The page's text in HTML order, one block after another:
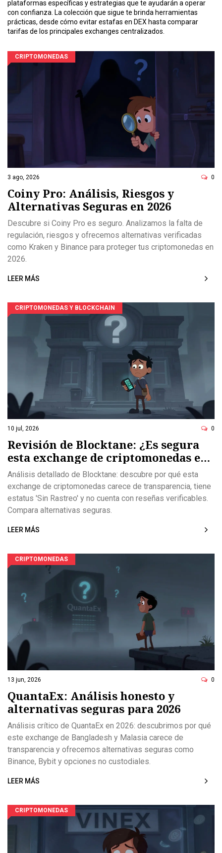
plataformas específicas y estrategias que te ayudarán a operar
con confianza. La colección que sigue te brinda herramientas
prácticas, desde cómo evitar estafas en DEX hasta comparar
tarifas de los principales exchanges centralizados.
CRIPTOMONEDAS
3 ago, 2026 0
Coiny Pro: Análisis, Riesgos y
Alternativas Seguras en 2026
Descubre si Coiny Pro es seguro. Analizamos la falta de
regulación, riesgos y ofrecemos alternativas verificadas
como Kraken y Binance para proteger tus criptomonedas en
2026.
LEER MÁS
CRIPTOMONEDAS Y BLOCKCHAIN
10 jul, 2026 0
Revisión de Blocktane: ¿Es segura
esta exchange de criptomonedas en
2026?
Análisis detallado de Blocktane: descubre por qué esta
exchange de criptomonedas carece de transparencia, tiene
estatus 'Sin Rastreo' y no cuenta con reseñas verificables.
Compara alternativas seguras.
LEER MÁS
CRIPTOMONEDAS
13 jun, 2026 0
QuantaEx: Análisis honesto y
alternativas seguras para 2026
Análisis crítico de QuantaEx en 2026: descubrimos por qué
este exchange de Bangladesh y Malasia carece de
transparencia y ofrecemos alternativas seguras como
Binance, Bybit y opciones no custodiales.
LEER MÁS
CRIPTOMONEDAS